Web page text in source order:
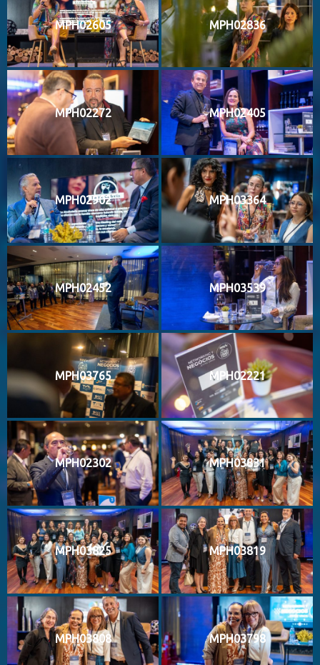
MPH02605 MPH02836
MPH02272 MPH02405
MPH02902 MPH03364
MPH02452 MPH03539
MPH03765 MPH02221
MPH02302 MPH03831
MPH03825 MPH03819
MPH03808 MPH03798